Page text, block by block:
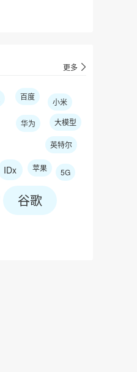
更多
百度
小米
华为 大模型
英特尔
IDx 苹果 5G
谷歌